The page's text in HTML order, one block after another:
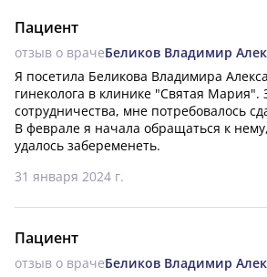
Пациент
отзыв о врачеБеликов Владимир
Я посетила Беликова Владимира
гинеколога в клинике "Святая
сотрудничества, мне потребовалось
В феврале я начала обращаться к
удалось забеременеть.
31 января 2024 г.
Пациент
отзыв о врачеБеликов Владимир